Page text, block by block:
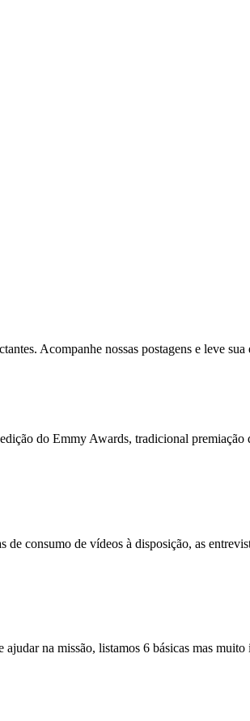
Acompanhe nossas postagens e leve
do Emmy Awards, tradicional premiação
consumo de vídeos à disposição, as
na missão, listamos 6 básicas mas